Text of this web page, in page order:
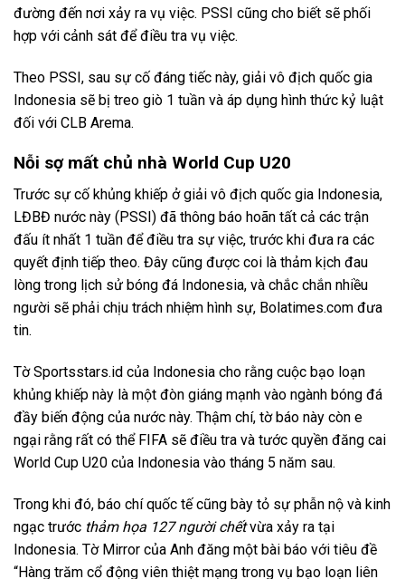
đường đến nơi xảy ra vụ việc. PSSI cũng cho biết sẽ phối
hợp với cảnh sát để điều tra vụ việc.
Theo PSSI, sau sự cố đáng tiếc này, giải vô địch quốc gia
Indonesia sẽ bị treo giò 1 tuần và áp dụng hình thức kỷ luật
đối với CLB Arema.
Nỗi sợ mất chủ nhà World Cup U20
Trước sự cố khủng khiếp ở giải vô địch quốc gia Indonesia,
LĐBĐ nước này (PSSI) đã thông báo hoãn tất cả các trận
đấu ít nhất 1 tuần để điều tra sự việc, trước khi đưa ra các
quyết định tiếp theo. Đây cũng được coi là thảm kịch đau
lòng trong lịch sử bóng đá Indonesia, và chắc chắn nhiều
người sẽ phải chịu trách nhiệm hình sự, Bolatimes.com đưa
tin.
Tờ Sportsstars.id của Indonesia cho rằng cuộc bạo loạn
khủng khiếp này là một đòn giáng mạnh vào ngành bóng đá
đầy biến động của nước này. Thậm chí, tờ báo này còn e
ngại rằng rất có thể FIFA sẽ điều tra và tước quyền đăng cai
World Cup U20 của Indonesia vào tháng 5 năm sau.
Trong khi đó, báo chí quốc tế cũng bày tỏ sự phẫn nộ và kinh
ngạc trước thảm họa 127 người chếtvừa xảy ra tại
Indonesia. Tờ Mirror của Anh đăng một bài báo với tiêu đề
“Hàng trăm cổ động viên thiệt mạng trong vụ bạo loạn liên